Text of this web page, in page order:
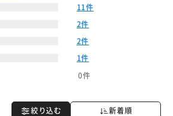
11件
2件
2件
1件
0件
絞り込む 新着順